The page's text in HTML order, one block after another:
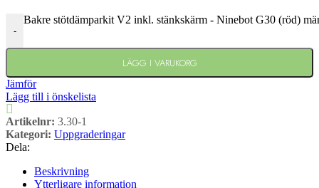
-
Bakre stötdämparkit V2 inkl. stänkskärm - Ninebot G30 (röd)
LÄGG I VARUKORG
Jämför
Lägg till i önskelista
Artikelnr: 3.30-1
Kategori: Uppgraderingar
Dela:
Beskrivning
Ytterligare information